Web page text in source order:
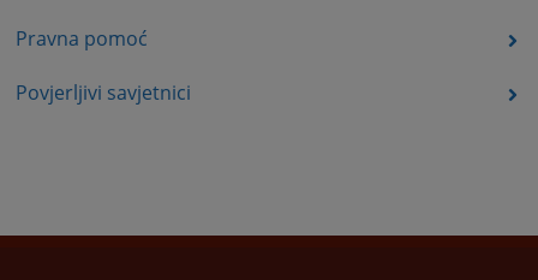
Pravna pomoć
Povjerljivi savjetnici